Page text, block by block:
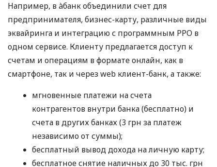
Например, в àбанк объединили счет для
предпринимателя, бизнес-карту, различные виды
эквайринга и интеграцию с программным РРО в
одном сервисе. Клиенту предлагается доступ к
счетам и операциям в формате онлайн, как в
смартфоне, так и через web клиент-банк, а также:
мгновенные платежи на счета
контрагентов внутри банка (бесплатно) и
счета в других банках (3 грн за платеж
независимо от суммы);
бесплатный вывод дохода на личную карту;
бесплатное снятие наличных до 30 тыс. грн